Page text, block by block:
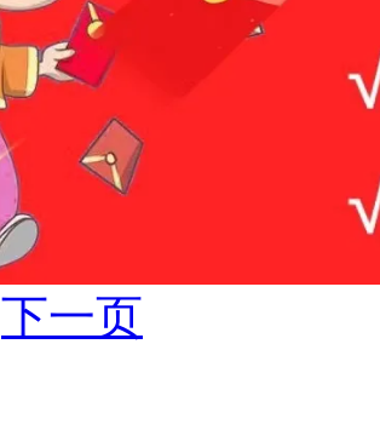
下一页